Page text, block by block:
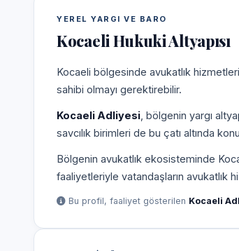
YEREL YARGI VE BARO
Kocaeli Hukuki Altyapısı
Kocaeli bölgesinde avukatlık
sahibi olmayı gerektirebilir.
Kocaeli Adliyesi , bölgenin yargı
savcılık birimleri de bu çatı altında
Bölgenin avukatlık ekosisteminde
faaliyetleriyle vatandaşların avukatlık
Bu profil, faaliyet gösterilen Kocaeli